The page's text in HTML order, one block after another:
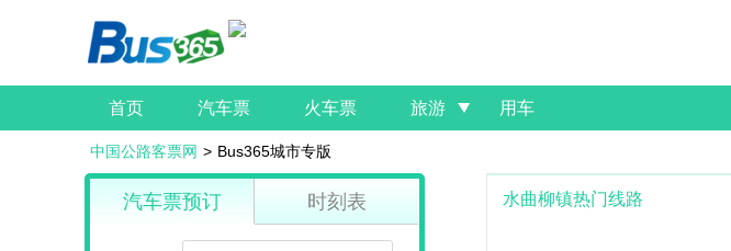
首页 汽车票 火车票 旅游 用车
中国公路客票网 > Bus365城市专版
汽车票预订 时刻表 水曲柳镇热门线路